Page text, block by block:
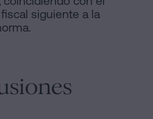
siguiente a la